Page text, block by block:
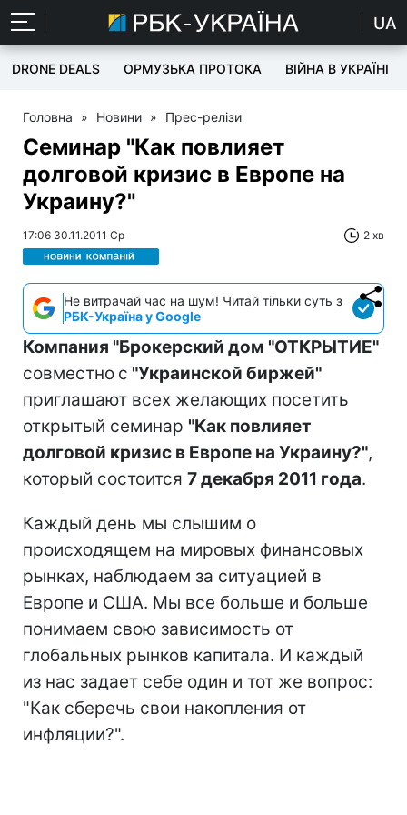
UA
DRONE DEALS ОРМУЗЬКА ПРОТОКА ВІЙНА В УКРАЇНІ
Головна » Новини » Прес-релізи
Семинар "Как повлияет
долговой кризис в Европе на
Украину?"
17:06 30.11.2011 Ср 2 хв
Не витрачай час на шум! Читай тільки суть з
РБК-Україна у Google
Компания "Брокерский дом "ОТКРЫТИЕ"
совместно с "Украинской биржей"
приглашают всех желающих посетить
открытый семинар "Как повлияет
долговой кризис в Европе на Украину?",
который состоится 7 декабря 2011 года.
Каждый день мы слышим о
происходящем на мировых финансовых
рынках, наблюдаем за ситуацией в
Европе и США. Мы все больше и больше
понимаем свою зависимость от
глобальных рынков капитала. И каждый
из нас задает себе один и тот же вопрос:
"Как сберечь свои накопления от
инфляции?".